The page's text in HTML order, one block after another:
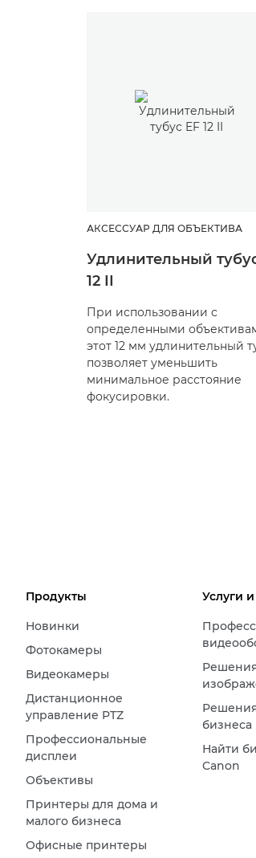
АКСЕССУАР ДЛЯ ОБЪЕКТИВА
Удлинительный
12 II
При использовании с
определенными
этот 12 мм удлинительный
позволяет уменьшить
минимальное расстояние
фокусировки.
Продукты
Новинки
Фотокамеры
Видеокамеры
Дистанционное
управление PTZ
Профессиональные
дисплеи
Объективы
Принтеры для дома и
малого бизнеса
Офисные принтеры
Услуги
бизнеса
Найти
Canon